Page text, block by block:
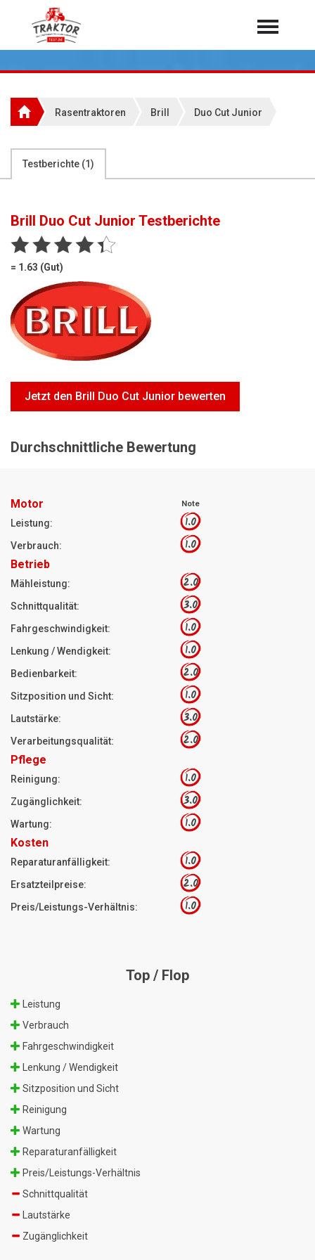
Home
Rundballenpressen
Teleskoplader
Rasentraktoren
Motorsägen
Hoflader
Jetzt Bewerten
Über 7.000 Testberichte
Rasentraktoren Brill Duo Cut Junior
Testberichte (1)
Brill Duo Cut Junior Testberichte
= 1.63 (Gut)
Jetzt den Brill Duo Cut Junior bewerten
Durchschnittliche Bewertung
Motor Note
Leistung: 1.0
Verbrauch: 1.0
Betrieb
Mähleistung: 2.0
Schnittqualität: 3.0
Fahrgeschwindigkeit: 1.0
Lenkung / Wendigkeit: 1.0
Bedienbarkeit: 2.0
Sitzposition und Sicht: 1.0
Lautstärke: 3.0
Verarbeitungsqualität: 2.0
Pflege
Reinigung: 1.0
Zugänglichkeit: 3.0
Wartung: 1.0
Kosten
Reparaturanfälligkeit: 1.0
Ersatzteilpreise: 2.0
Preis/Leistungs-Verhältnis: 1.0
Top / Flop
Leistung
Verbrauch
Fahrgeschwindigkeit
Lenkung / Wendigkeit
Sitzposition und Sicht
Reinigung
Wartung
Reparaturanfälligkeit
Preis/Leistungs-Verhältnis
Schnittqualität
Lautstärke
Zugänglichkeit